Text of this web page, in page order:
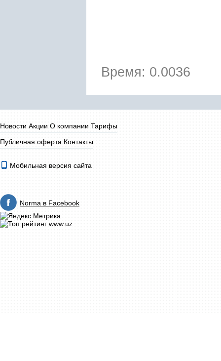
Время: 0.0036
Новости Акции О компании Тарифы
Публичная оферта Контакты
Мобильная версия сайта
Norma в Facebook